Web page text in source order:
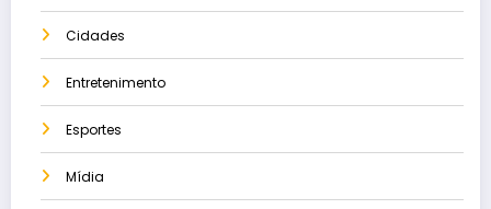
Cidades
Entretenimento
Esportes
Mídia